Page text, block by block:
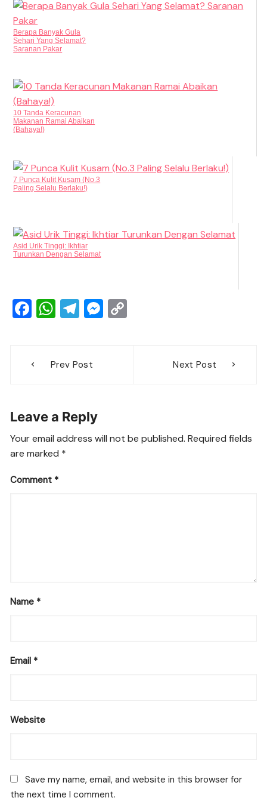
Berapa Banyak Gula
Sehari Yang Selamat?
Saranan Pakar
10 Tanda Keracunan
Makanan Ramai Abaikan
(Bahaya!)
7 Punca Kulit Kusam (No.3
Paling Selalu Berlaku!)
Asid Urik Tinggi: Ikhtiar
Turunkan Dengan Selamat
F
e
o
k
W
s
p
T
gr
M
navigation
Prev Post Next Post
Leave a Reply
Your email address will not be published. Required fields
are marked *
Comment *
Name *
Email *
Website
Save my name, email, and website in this browser for
the next time I comment.